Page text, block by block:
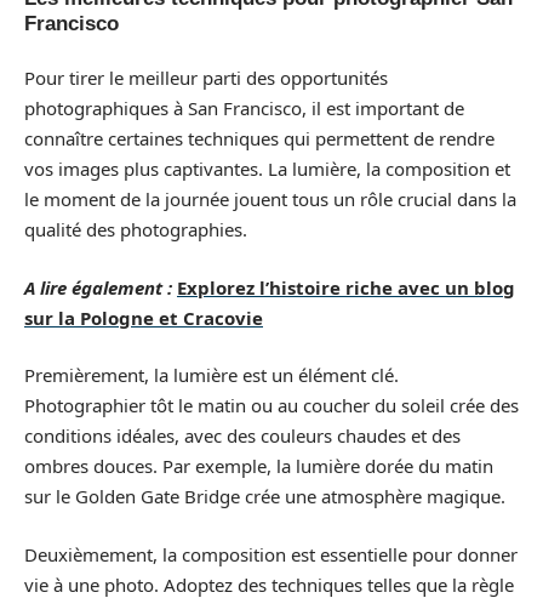
Francisco
Pour tirer le meilleur parti des opportunités
photographiques à San Francisco, il est important de
connaître certaines techniques qui permettent de rendre
vos images plus captivantes. La lumière, la composition et
le moment de la journée jouent tous un rôle crucial dans la
qualité des photographies.
A lire également : Explorez l’histoire riche avec un blog
sur la Pologne et Cracovie
Premièrement, la lumière est un élément clé.
Photographier tôt le matin ou au coucher du soleil crée des
conditions idéales, avec des couleurs chaudes et des
ombres douces. Par exemple, la lumière dorée du matin
sur le Golden Gate Bridge crée une atmosphère magique.
Deuxièmement, la composition est essentielle pour donner
vie à une photo. Adoptez des techniques telles que la règle